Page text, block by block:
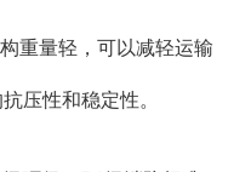
重量轻，可以减轻运输
压性和稳定性。